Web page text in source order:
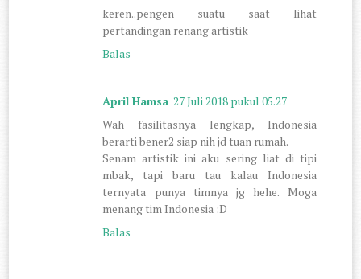
keren..pengen suatu saat lihat
pertandingan renang artistik
Balas
April Hamsa 27 Juli 2018 pukul 05.27
Wah fasilitasnya lengkap, Indonesia
berarti bener2 siap nih jd tuan rumah.
Senam artistik ini aku sering liat di tipi
mbak, tapi baru tau kalau Indonesia
ternyata punya timnya jg hehe. Moga
menang tim Indonesia :D
Balas